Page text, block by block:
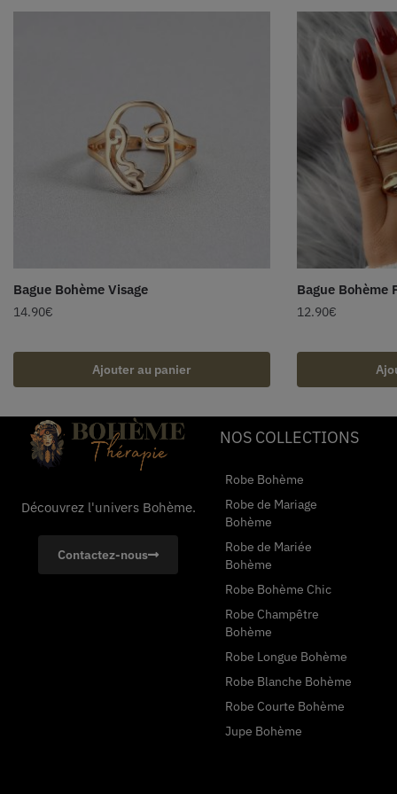
Bague Bohème Visage
14.90€
Ajouter au panier
Bague Bohème
12.90€
Découvrez l'univers Bohème.
Contactez-nous
NOS COLLECTIONS
Robe Bohème
Robe de Mariage
Bohème
Robe de Mariée
Bohème
Robe Bohème Chic
Robe Champêtre
Bohème
Robe Longue Bohème
Robe Blanche Bohème
Robe Courte Bohème
Jupe Bohème